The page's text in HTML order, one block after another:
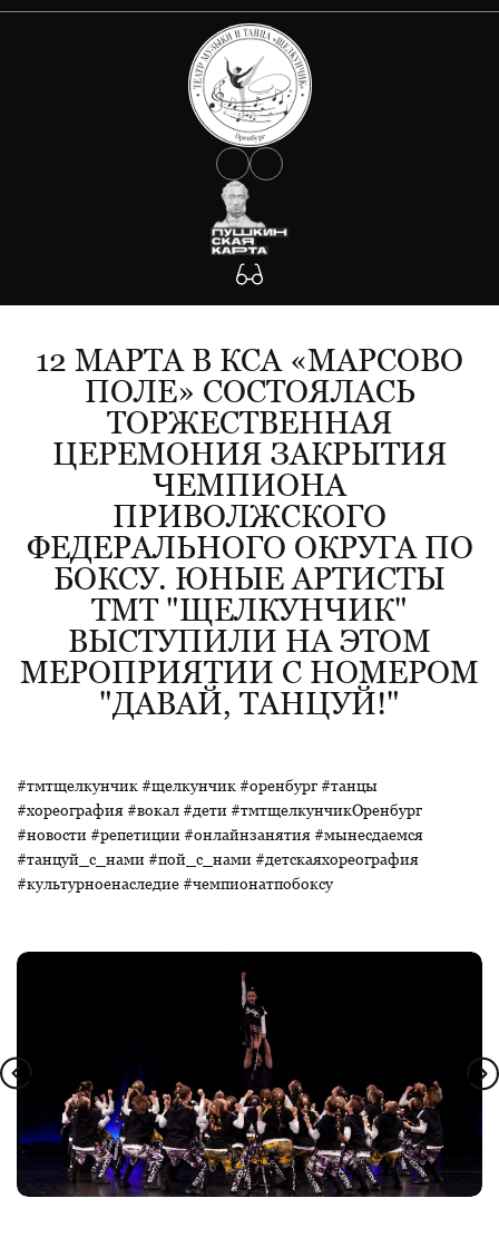
О ТЕАТРЕ
Документы
Сведения об учредителе
Государственное задание
Антикоррупция
Противодействие Covid-19
Антитеррористическая защищенность
Будьте внимательны!
Участникам СВО
АФИША
КОЛЛЕКТИВ
УЧАСТНИКАМ СВО
ФОТО
КОНТАКТЫ
12 МАРТА В КСА «МАРСОВО
ПОЛЕ» СОСТОЯЛАСЬ
ТОРЖЕСТВЕННАЯ
ЦЕРЕМОНИЯ ЗАКРЫТИЯ
ЧЕМПИОНА
ПРИВОЛЖСКОГО
ФЕДЕРАЛЬНОГО ОКРУГА ПО
БОКСУ. ЮНЫЕ АРТИСТЫ
ТМТ "ЩЕЛКУНЧИК"
ВЫСТУПИЛИ НА ЭТОМ
МЕРОПРИЯТИИ С НОМЕРОМ
"ДАВАЙ, ТАНЦУЙ!"
#тмтщелкунчик #щелкунчик #оренбург #танцы
#хореография #вокал #дети #тмтщелкунчикОренбург
#новости #репетиции #онлайнзанятия #мынесдаемся
#танцуй_с_нами #пой_с_нами #детскаяхореография
#культурноенаследие #чемпионатпобоксу